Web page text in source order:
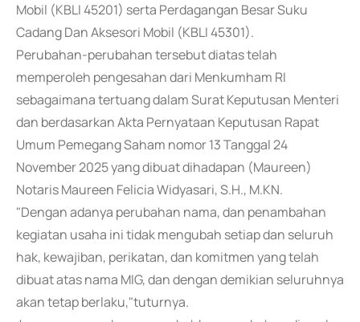
Mobil (KBLI 45201) serta Perdagangan Besar Suku
Cadang Dan Aksesori Mobil (KBLI 45301).
Perubahan-perubahan tersebut diatas telah
memperoleh pengesahan dari Menkumham RI
sebagaimana tertuang dalam Surat Keputusan Menteri
dan berdasarkan Akta Pernyataan Keputusan Rapat
Umum Pemegang Saham nomor 13 Tanggal 24
November 2025 yang dibuat dihadapan (Maureen)
Notaris Maureen Felicia Widyasari, S.H., M.KN.
"Dengan adanya perubahan nama, dan penambahan
kegiatan usaha ini tidak mengubah setiap dan seluruh
hak, kewajiban, perikatan, dan komitmen yang telah
dibuat atas nama MIG, dan dengan demikian seluruhnya
akan tetap berlaku,"tuturnya.